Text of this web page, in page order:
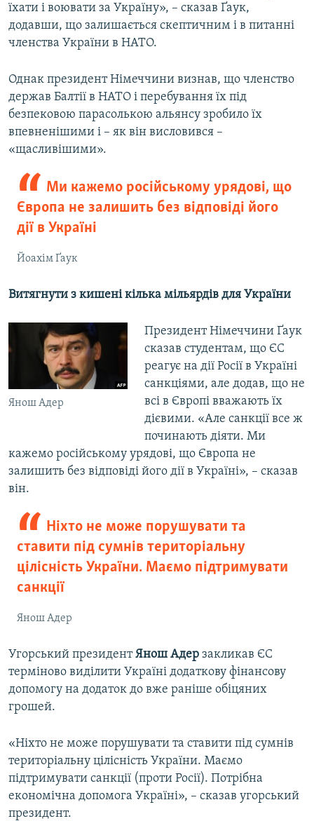
їхати і воювати за Україну», – сказав Ґаук,
додавши, що залишається скептичним і в питанні
членства України в НАТО.
Однак президент Німеччини визнав, що членство
держав Балтії в НАТО і перебування їх під
безпековою парасолькою альянсу зробило їх
впевненішими і – як він висловився –
«щасливішими».
Ми кажемо російському урядові, що
Європа не залишить без відповіді його
дії в Україні
Йоахім Ґаук
Витягнути з кишені кілька мільярдів для України
Янош Адер
Президент Німеччини Ґаук
сказав студентам, що ЄС
реагує на дії Росії в Україні
санкціями, але додав, що не
всі в Європі вважають їх
дієвими. «Але санкції все ж
починають діяти. Ми
кажемо російському урядові, що Європа не
залишить без відповіді його дії в Україні», – сказав
він.
Ніхто не може порушувати та
ставити під сумнів територіальну
цілісність України. Маємо підтримувати
санкції
Янош Адер
Угорський президентЯнош Адер закликав ЄС
терміново виділити Україні додаткову фінансову
допомогу на додаток до вже раніше обіцяних
грошей.
«Ніхто не може порушувати та ставити під сумнів
територіальну цілісність України. Маємо
підтримувати санкції (проти Росії). Потрібна
економічна допомога Україні», – сказав угорський
президент.